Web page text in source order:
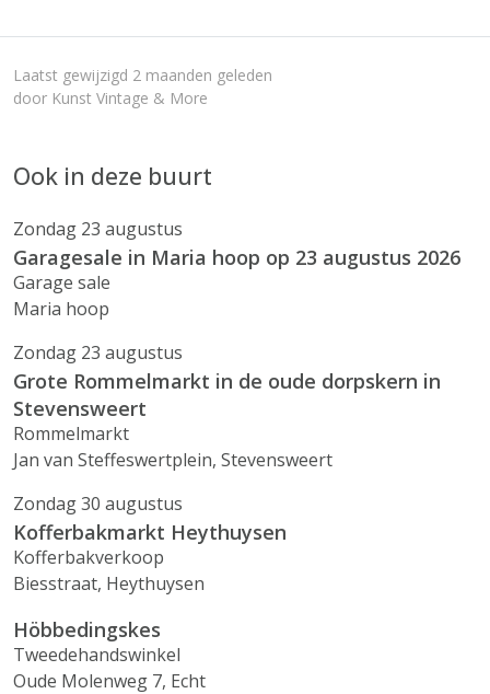
Laatst gewijzigd 2 maanden geleden
door Kunst Vintage & More
Ook in deze buurt
Zondag 23 augustus
Garagesale in Maria hoop op 23 augustus 2026
Garage sale
Maria hoop
Zondag 23 augustus
Grote Rommelmarkt in de oude dorpskern in
Stevensweert
Rommelmarkt
Jan van Steffeswertplein, Stevensweert
Zondag 30 augustus
Kofferbakmarkt Heythuysen
Kofferbakverkoop
Biesstraat, Heythuysen
Höbbedingskes
Tweedehandswinkel
Oude Molenweg 7, Echt